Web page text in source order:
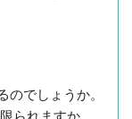
でしょうか。